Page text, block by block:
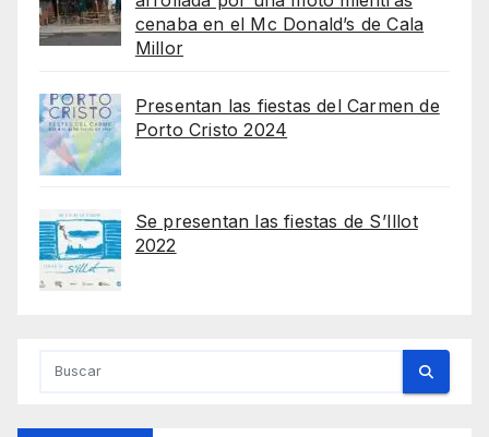
cenaba en el Mc Donald’s de Cala
Millor
Presentan las fiestas del Carmen de
Porto Cristo 2024
Se presentan las fiestas de S’Illot
2022